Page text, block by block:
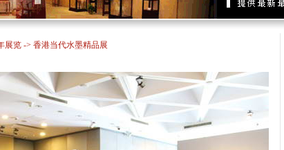
展览-> 香港当代水墨精品展